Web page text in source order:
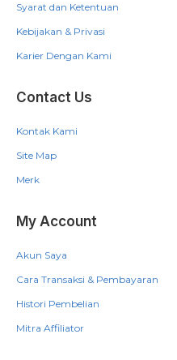
Syarat dan Ketentuan
Kebijakan & Privasi
Karier Dengan Kami
Contact Us
Kontak Kami
Site Map
Merk
My Account
Akun Saya
Cara Transaksi & Pembayaran
Histori Pembelian
Mitra Affiliator